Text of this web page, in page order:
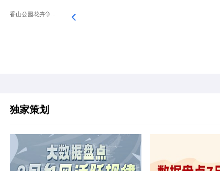
香山公园花卉争...
独家策划